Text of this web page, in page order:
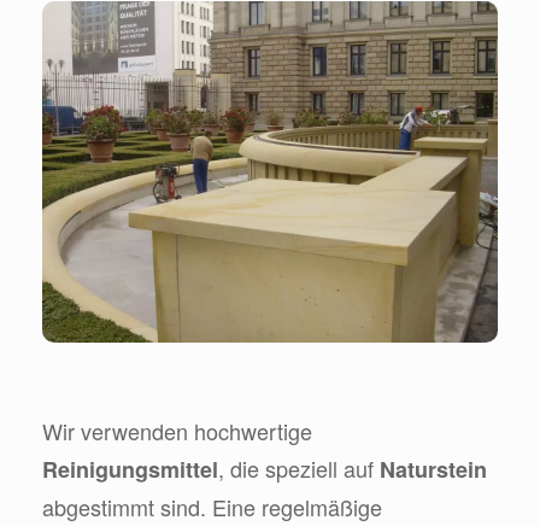
Wir verwenden hochwertige
Reinigungsmittel, die speziell auf Naturstein
abgestimmt sind. Eine regelmäßige